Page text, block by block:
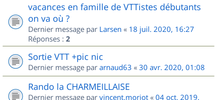
vacances en famille de VTTistes débutants
on va où ?
Dernier message par Larsen « 18 juil. 2020, 16:27
Réponses : 2
Sortie VTT +pic nic
Dernier message par arnaud63 « 30 avr. 2020, 01:08
Rando la CHARMEILLAISE
Dernier message par vincent.moriot « 04 oct. 2019,